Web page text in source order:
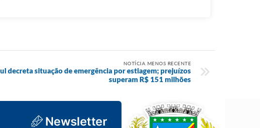
NOTÍCIA MENOS RECENTE
decreta situação de emergência por estiagem; prejuízos
superam R$ 151 milhões